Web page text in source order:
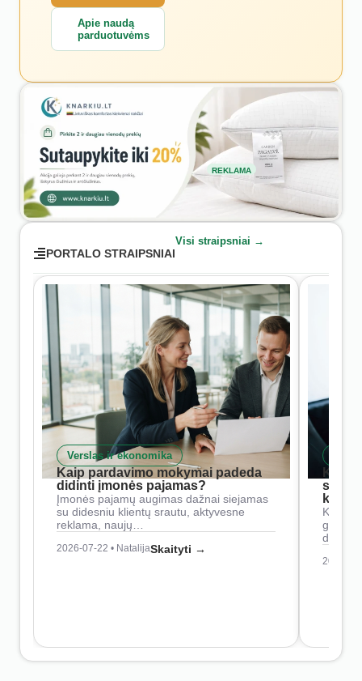
Apie naudą
parduotuvėms
REKLAMA
PORTALO STRAIPSNIAI
Visi straipsniai →
Verslas ir ekonomika
Kaip pardavimo mokymai padeda
didinti įmonės pajamas?
Įmonės pajamų augimas dažnai siejamas
su didesniu klientų srautu, aktyvesne
reklama, naujų…
2026-07-22 • NatalijaSkaityti →
Kaip
2026-